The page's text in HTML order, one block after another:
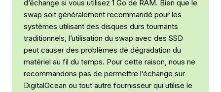
d’échange si vous utilisez 1 Go de RAM. Bien que le
swap soit généralement recommandé pour les
systèmes utilisant des disques durs tournants
traditionnels, l’utilisation du swap avec des SSD
peut causer des problèmes de dégradation du
matériel au fil du temps. Pour cette raison, nous ne
recommandons pas de permettre l’échange sur
DigitalOcean ou tout autre fournisseur qui utilise le